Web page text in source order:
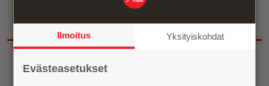
Katso videolta
Ilmoitus Yksityiskohdat
Evästeasetukset